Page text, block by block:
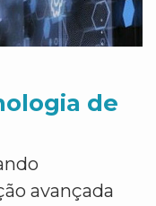
de
avançada